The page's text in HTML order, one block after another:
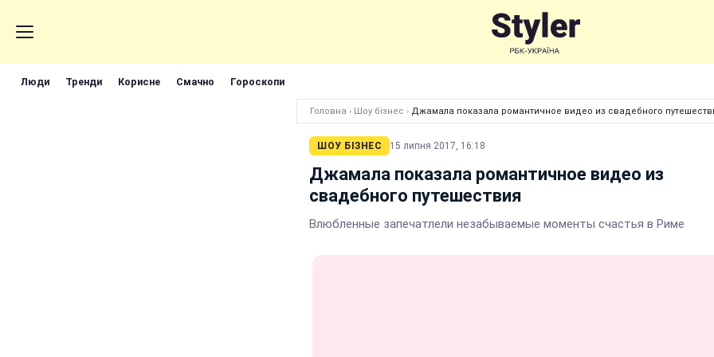
Люди Тренди Корисне Смачно Гороскопи
Головна › Шоу бізнес › Джамала показала романтичное видео из свадебного
ШОУ БІЗНЕС 15 липня 2017, 16:18
Джамала показала романтичное видео из
свадебного путешествия
Влюбленные запечатлели незабываемые моменты счастья в Риме